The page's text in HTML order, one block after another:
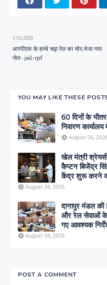
OLDER
आरपीएफ के हत्थे चढ़ा रेल का चोर,भेजा गया
जेल- jail-rpf
YOU MAY LIKE THESE
60 दिनों के
निवारण
August 06,
खेल मंत्री
कैप्टन बिजेंद्र
केंद्र शुरू करने
August 06, 2026
दानापुर मंडल
और रेल सेवाओं के
गए आवश्यक
August 06, 2026
POST A COMMENT